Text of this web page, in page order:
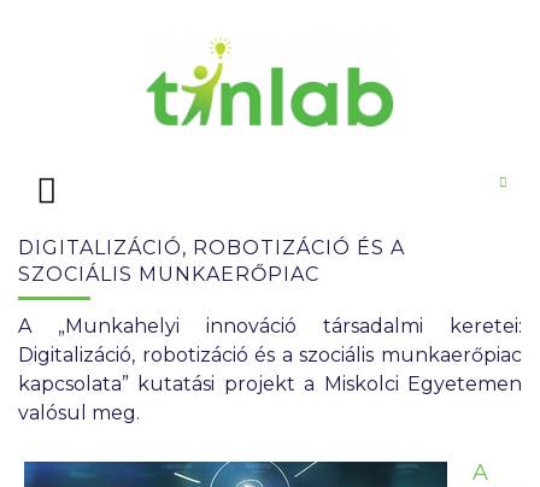
DIGITALIZÁCIÓ, ROBOTIZÁCIÓ ÉS A
SZOCIÁLIS MUNKAERŐPIAC
A „Munkahelyi innováció társadalmi keretei:
Digitalizáció, robotizáció és a szociális munkaerőpiac
kapcsolata” kutatási projekt a Miskolci Egyetemen
valósul meg.
A